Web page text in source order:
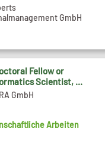
GmbH
Fellow or
Scientist, ...
GmbH
Arbeiten